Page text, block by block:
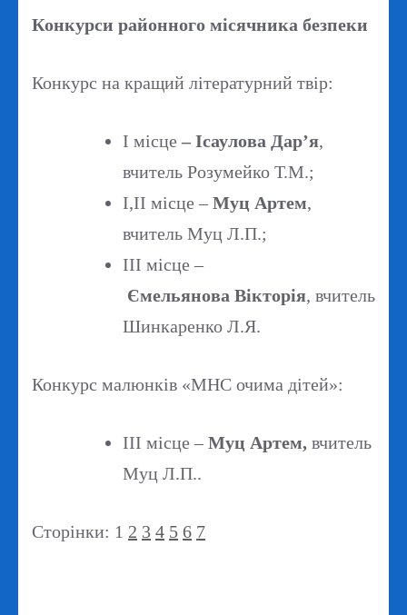
Конкурси районного мiсячника безпеки
Конкурс на кращий літературний твір:
І місце – Ісаулова Дар’я,
вчитель Розумейко Т.М.;
І,ІІ місце – Муц Артем,
вчитель Муц Л.П.;
ІІІ місце –
Ємельянова Вікторія, вчитель
Шинкаренко Л.Я.
Конкурс малюнків «МНС очима дітей»:
ІІІ місце – Муц Артем, вчитель
Муц Л.П..
Сторінки: 1 2 3 4 5 6 7